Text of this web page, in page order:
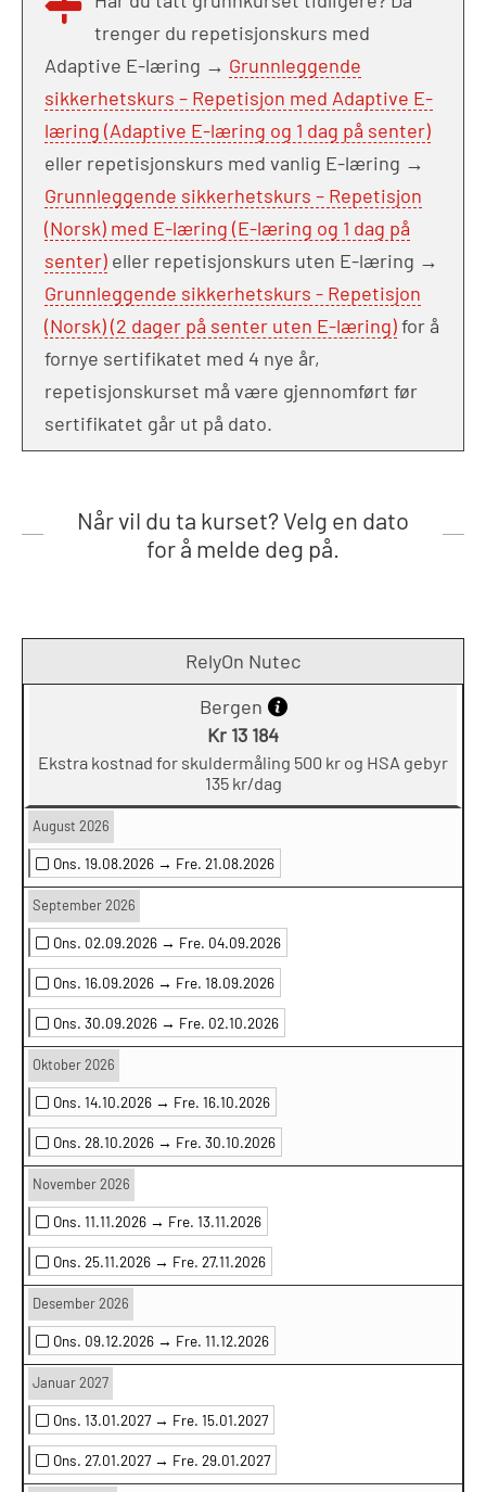
trenger du repetisjonskurs med
Adaptive E-læring → Grunnleggende
sikkerhetskurs – Repetisjon med Adaptive E-
læring (Adaptive E-læring og 1 dag på senter)
eller repetisjonskurs med vanlig E-læring →
Grunnleggende sikkerhetskurs – Repetisjon
(Norsk) med E-læring (E-læring og 1 dag på
senter) eller repetisjonskurs uten E-læring →
Grunnleggende sikkerhetskurs - Repetisjon
(Norsk) (2 dager på senter uten E-læring)for å
fornye sertifikatet med 4 nye år,
repetisjonskurset må være gjennomført før
sertifikatet går ut på dato.
Når vil du ta kurset? Velg en dato
for å melde deg på.
RelyOn Nutec
Bergen
Kr 13 184
Ekstra kostnad for skuldermåling 500 kr og HSA gebyr
135 kr/dag
August 2026
Ons. 19.08.2026 → Fre. 21.08.2026
September 2026
Ons. 02.09.2026 → Fre. 04.09.2026
Ons. 16.09.2026 → Fre. 18.09.2026
Ons. 30.09.2026 → Fre. 02.10.2026
Oktober 2026
Ons. 14.10.2026 → Fre. 16.10.2026
Ons. 28.10.2026 → Fre. 30.10.2026
November 2026
Ons. 11.11.2026 → Fre. 13.11.2026
Ons. 25.11.2026 → Fre. 27.11.2026
Desember 2026
Ons. 09.12.2026 → Fre. 11.12.2026
Januar 2027
Ons. 13.01.2027 → Fre. 15.01.2027
Ons. 27.01.2027 → Fre. 29.01.2027